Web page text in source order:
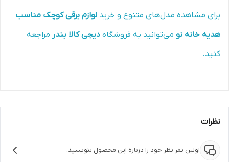
برای مشاهده مدل‌های متنوع و خرید لوازم برقی کوچک مناسب
هدیه خانه نو می‌توانید به فروشگاه دیجی کالا بندر مراجعه
کنید.
نظرات
اولین نفر نظر خود را درباره این محصول بنویسید.